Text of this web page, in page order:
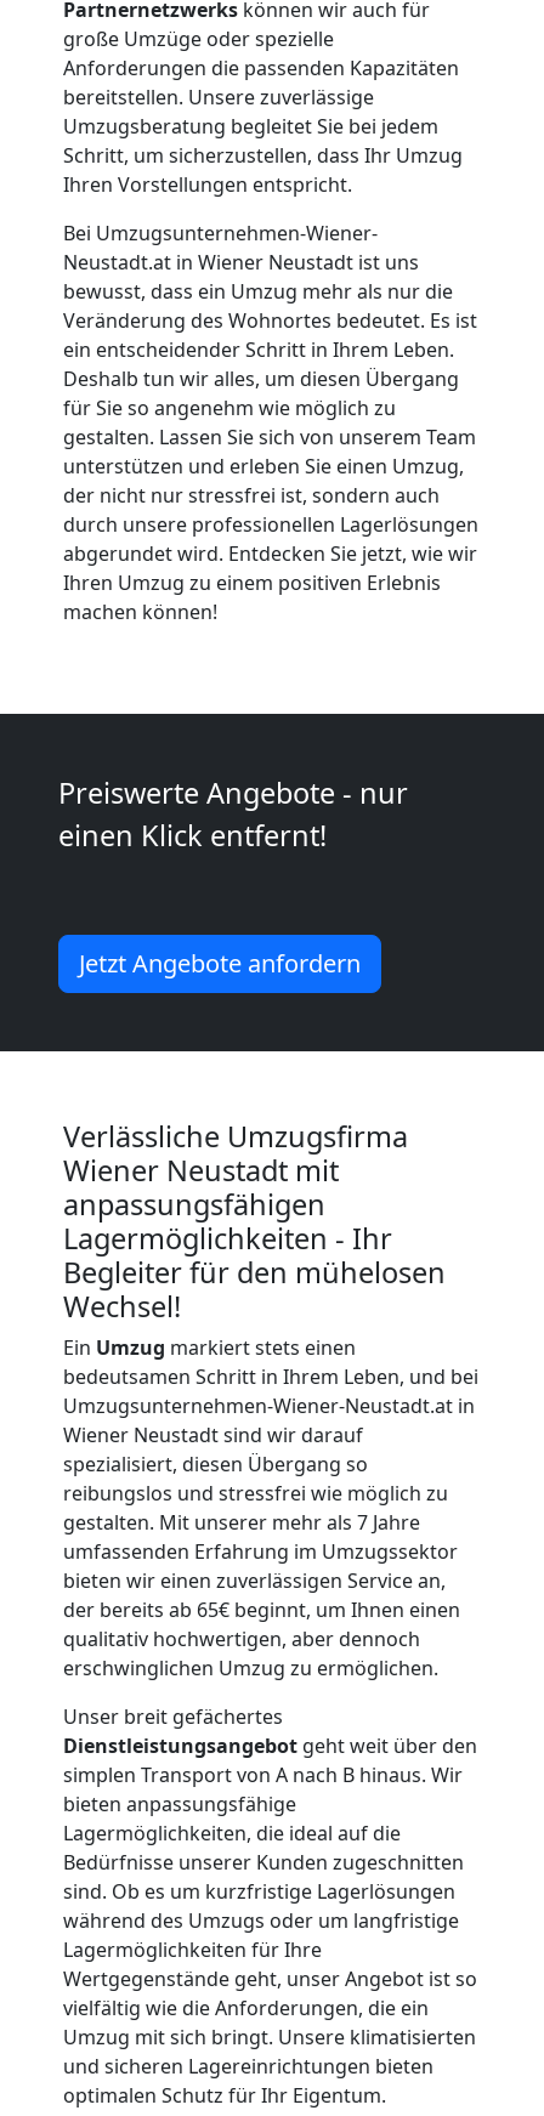
Partnernetzwerks können wir auch für
große Umzüge oder spezielle
Anforderungen die passenden Kapazitäten
bereitstellen. Unsere zuverlässige
Umzugsberatung begleitet Sie bei jedem
Schritt, um sicherzustellen, dass Ihr Umzug
Ihren Vorstellungen entspricht.
Bei Umzugsunternehmen-Wiener-
Neustadt.at in Wiener Neustadt ist uns
bewusst, dass ein Umzug mehr als nur die
Veränderung des Wohnortes bedeutet. Es ist
ein entscheidender Schritt in Ihrem Leben.
Deshalb tun wir alles, um diesen Übergang
für Sie so angenehm wie möglich zu
gestalten. Lassen Sie sich von unserem Team
unterstützen und erleben Sie einen Umzug,
der nicht nur stressfrei ist, sondern auch
durch unsere professionellen Lagerlösungen
abgerundet wird. Entdecken Sie jetzt, wie wir
Ihren Umzug zu einem positiven Erlebnis
machen können!
Preiswerte Angebote - nur
einen Klick entfernt!
Jetzt Angebote anfordern
Verlässliche Umzugsfirma
Wiener Neustadt mit
anpassungsfähigen
Lagermöglichkeiten - Ihr
Begleiter für den mühelosen
Wechsel!
Ein Umzug markiert stets einen
bedeutsamen Schritt in Ihrem Leben, und bei
Umzugsunternehmen-Wiener-Neustadt.at in
Wiener Neustadt sind wir darauf
spezialisiert, diesen Übergang so
reibungslos und stressfrei wie möglich zu
gestalten. Mit unserer mehr als 7 Jahre
umfassenden Erfahrung im Umzugssektor
bieten wir einen zuverlässigen Service an,
der bereits ab 65€ beginnt, um Ihnen einen
qualitativ hochwertigen, aber dennoch
erschwinglichen Umzug zu ermöglichen.
Unser breit gefächertes
Dienstleistungsangebot geht weit über den
simplen Transport von A nach B hinaus. Wir
bieten anpassungsfähige
Lagermöglichkeiten, die ideal auf die
Bedürfnisse unserer Kunden zugeschnitten
sind. Ob es um kurzfristige Lagerlösungen
während des Umzugs oder um langfristige
Lagermöglichkeiten für Ihre
Wertgegenstände geht, unser Angebot ist so
vielfältig wie die Anforderungen, die ein
Umzug mit sich bringt. Unsere klimatisierten
und sicheren Lagereinrichtungen bieten
optimalen Schutz für Ihr Eigentum.
Neustadt
Möbeltransport
Wiener
Neustadt
Beiladung
Wiener
Neustadt
Mini
Umzug
Umzug
Mann
+
Wiener
Neustadt
Kunsttransport
Wiener
Neustadt
Umzug
Wiener
Neustadt
Mann
LKW
Möbellift
Wiener